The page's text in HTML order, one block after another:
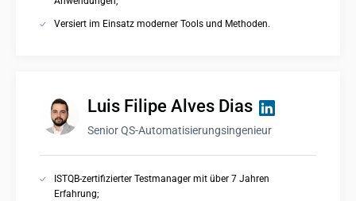
Versiert im Einsatz moderner Tools und Methoden.
Luis Filipe Alves Dias
Senior QS-Automatisierungsingenieur
ISTQB-zertifizierter Testmanager mit über 7 Jahren
Erfahrung;